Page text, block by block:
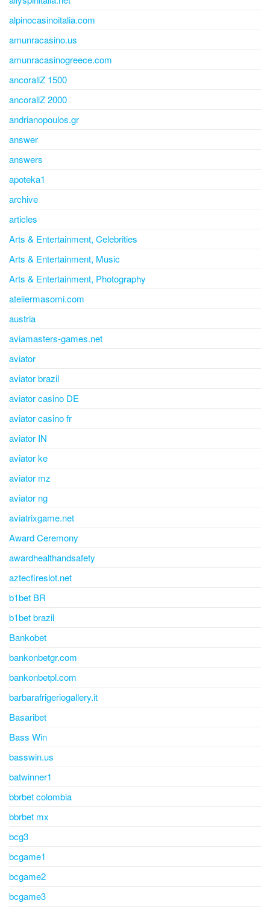
alpinocasinoitalia.com
amunracasino.us
amunracasinogreece.com
ancorallZ 1500
ancorallZ 2000
andrianopoulos.gr
answer
answers
apoteka1
archive
articles
Arts & Entertainment, Celebrities
Arts & Entertainment, Music
Arts & Entertainment, Photography
ateliermasomi.com
austria
aviamasters-games.net
aviator
aviator brazil
aviator casino DE
aviator casino fr
aviator IN
aviator ke
aviator mz
aviator ng
aviatrixgame.net
Award Ceremony
awardhealthandsafety
aztecfireslot.net
b1bet BR
b1bet brazil
Bankobet
bankonbetgr.com
bankonbetpl.com
barbarafrigeriogallery.it
Basaribet
Bass Win
basswin.us
batwinner1
bbrbet colombia
bbrbet mx
bcg3
bcgame1
bcgame2
bcgame3